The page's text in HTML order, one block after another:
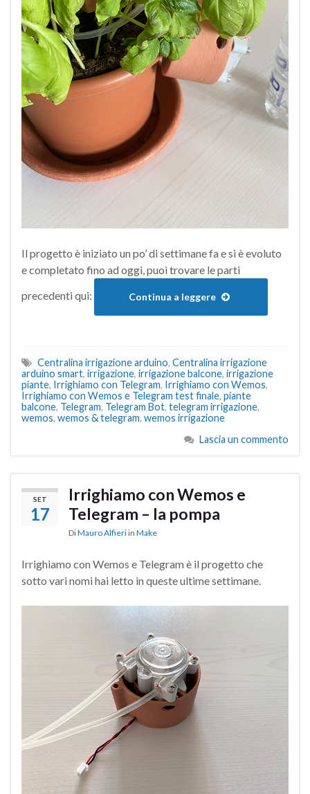
Il progetto è iniziato un po’ di settimane fa e si è evoluto
e completato fino ad oggi, puoi trovare le parti
precedenti qui:
Continua a leggere
Centralina irrigazione arduino, Centralina irrigazione
arduino smart, irrigazione, irrigazione balcone, irrigazione
piante, Irrighiamo con Telegram, Irrighiamo con Wemos,
Irrighiamo con Wemos e Telegram test finale, piante
balcone, Telegram, Telegram Bot, telegram irrigazione,
wemos, wemos & telegram, wemos irrigazione
Lascia un commento
SET
17
Irrighiamo con Wemos e
Telegram – la pompa
DiMauro Alfieri in Make
Irrighiamo con Wemos e Telegram è il progetto che
sotto vari nomi hai letto in queste ultime settimane.